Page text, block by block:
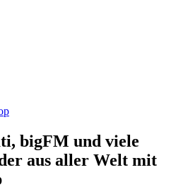
bigFM und viele
aus aller Welt mit